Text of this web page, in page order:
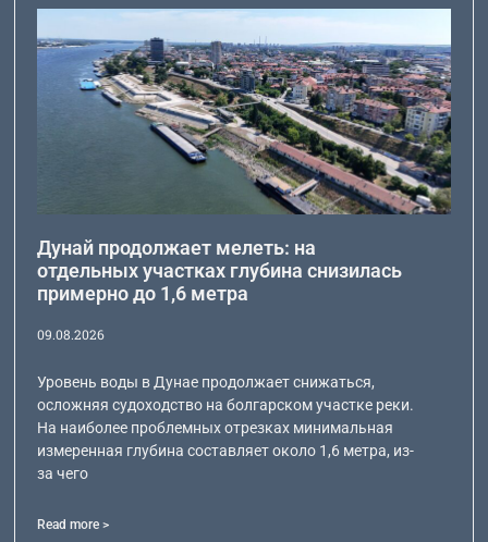
Дунай продолжает мелеть: на
отдельных участках глубина снизилась
примерно до 1,6 метра
09.08.2026
Уровень воды в Дунае продолжает снижаться,
осложняя судоходство на болгарском участке реки.
На наиболее проблемных отрезках минимальная
измеренная глубина составляет около 1,6 метра, из-
за чего
Read more >